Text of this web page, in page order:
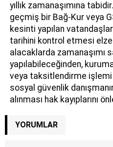
yıllık zamanaşımına
geçmiş bir Bağ-Kur veya
kesinti yapılan
tarihini kontrol etmesi
alacaklarda zamanaşımı
yapılabileceğinden,
veya taksitlendirme
sosyal güvenlik
alınması hak kayıplarını
YORUMLAR